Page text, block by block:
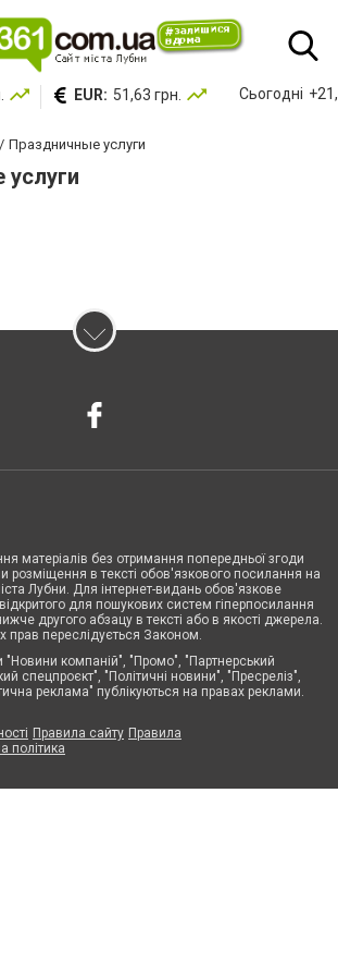
EUR: 51,63 грн. Сьогодні
Праздничные услуги
матеріалів без отримання попередньої згоди
розміщення в тексті обов'язкового посилання на
Лубни. Для інтернет-видань обов'язкове
для пошукових систем гіперпосилання
другого абзацу в тексті або в якості джерела.
прав переслідується Законом.
"Новини компаній", "Промо", "Партнерський
спецпроєкт", "Політичні новини", "Пресреліз",
реклама" публікуються на правах реклами.
Правила сайту Правила
політика